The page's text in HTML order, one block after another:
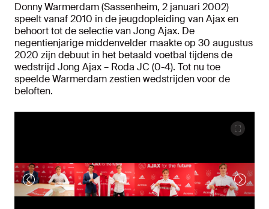
Donny Warmerdam (Sassenheim, 2 januari 2002)
speelt vanaf 2010 in de jeugdopleiding van Ajax en
behoort tot de selectie van Jong Ajax. De
negentienjarige middenvelder maakte op 30 augustus
2020 zijn debuut in het betaald voetbal tijdens de
wedstrijd Jong Ajax – Roda JC (0-4). Tot nu toe
speelde Warmerdam zestien wedstrijden voor de
beloften.